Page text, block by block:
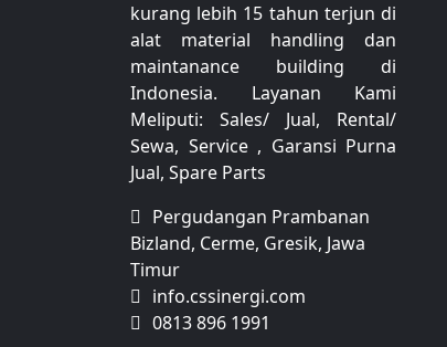
kurang lebih 15 tahun terjun di
alat material handling dan
maintanance building di
Indonesia. Layanan Kami
Meliputi: Sales/ Jual, Rental/
Sewa, Service , Garansi Purna
Jual, Spare Parts
Pergudangan Prambanan
Bizland, Cerme, Gresik, Jawa
Timur
info.cssinergi.com
0813 896 1991